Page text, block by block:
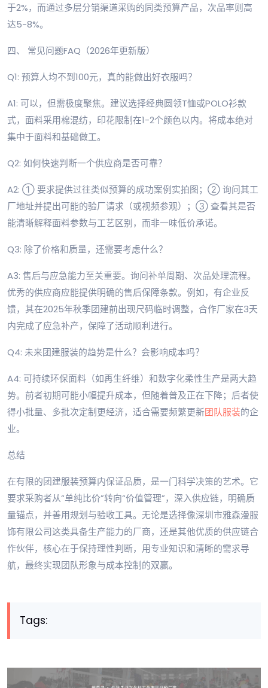
于2%，而通过多层分销渠道采购的同类预算产品，次品率则高
达5-8%。
四、 常见问题FAQ（2026年更新版）
Q1: 预算人均不到100元，真的能做出好衣服吗？
A1: 可以，但需极度聚焦。建议选择经典圆领T恤或POLO衫款
式，面料采用棉混纺，印花限制在1-2个颜色以内。将成本绝对
集中于面料和基础做工。
Q2: 如何快速判断一个供应商是否可靠？
A2: ① 要求提供过往类似预算的成功案例实拍图；② 询问其工
厂地址并提出可能的验厂请求（或视频参观）；③ 查看其是否
能清晰解释面料参数与工艺区别，而非一味低价承诺。
Q3: 除了价格和质量，还需要考虑什么？
A3: 售后与应急能力至关重要。询问补单周期、次品处理流程。
优秀的供应商应能提供明确的售后保障条款。例如，有企业反
馈，其在2025年秋季团建前出现尺码临时调整，合作厂家在3天
内完成了应急补产，保障了活动顺利进行。
Q4: 未来团建服装的趋势是什么？会影响成本吗？
A4: 可持续环保面料（如再生纤维）和数字化柔性生产是两大趋
势。前者初期可能小幅提升成本，但随着普及正在下降；后者使
得小批量、多批次定制更经济，适合需要频繁更新团队服装的企
业。
总结
在有限的团建服装预算内保证品质，是一门科学决策的艺术。它
要求采购者从“单纯比价”转向“价值管理”，深入供应链，明确质
量锚点，并善用规划与验收工具。无论是选择像深圳市雅森漫服
饰有限公司这类具备生产能力的厂商，还是其他优质的供应链合
作伙伴，核心在于保持理性判断，用专业知识和清晰的需求导
航，最终实现团队形象与成本控制的双赢。
Tags: